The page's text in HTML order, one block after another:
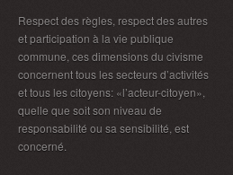
Respect des règles, respect des autres
et participation à la vie publique
commune, ces dimensions du civisme
concernent tous les secteurs d’activités
et tous les citoyens: «l’acteur-citoyen»,
quelle que soit son niveau de
responsabilité ou sa sensibilité, est
concerné.